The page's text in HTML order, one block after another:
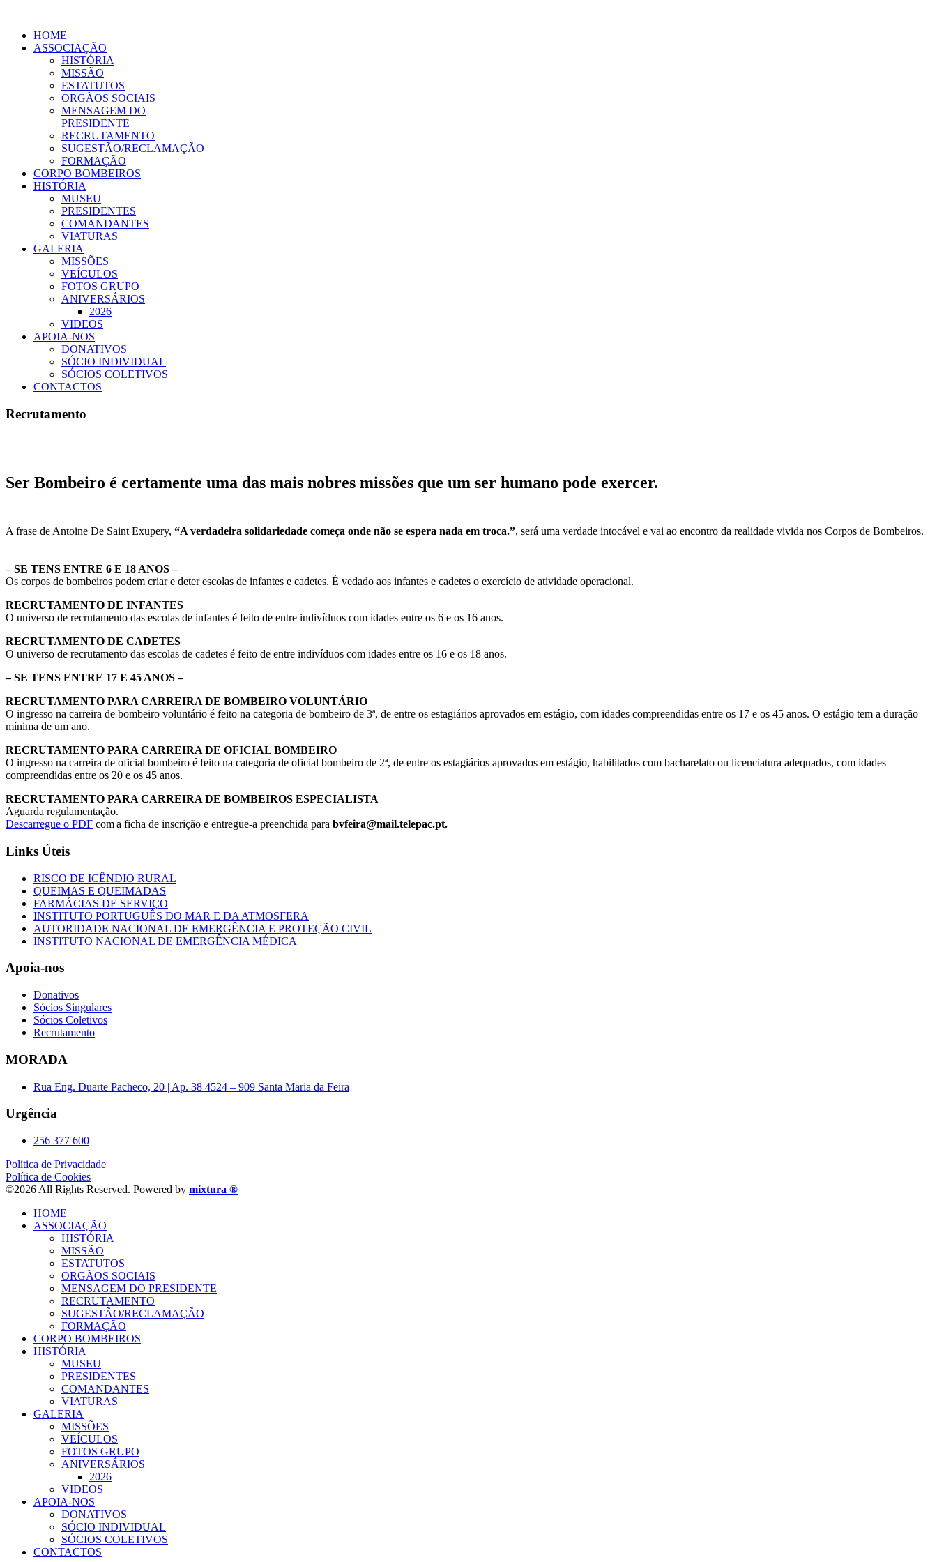
HOME
ASSOCIAÇÃO
HISTÓRIA
MISSÃO
ESTATUTOS
ORGÃOS SOCIAIS
MENSAGEM DO
PRESIDENTE
RECRUTAMENTO
SUGESTÃO/RECLAMAÇÃO
FORMAÇÃO
CORPO BOMBEIROS
HISTÓRIA
MUSEU
PRESIDENTES
COMANDANTES
VIATURAS
GALERIA
MISSÕES
VEÍCULOS
FOTOS GRUPO
ANIVERSÁRIOS
2026
VIDEOS
APOIA-NOS
DONATIVOS
SÓCIO INDIVIDUAL
SÓCIOS COLETIVOS
CONTACTOS
Recrutamento
Ser Bombeiro é certamente uma das mais nobres missões que um ser humano pode exercer.
A frase de Antoine De Saint Exupery, “A verdadeira solidariedade começa onde não se espera nada em troca.”, será uma verdade intocável e vai ao encontro da realidade vivida nos Corpos de Bombeiros.
– SE TENS ENTRE 6 E 18 ANOS –
Os corpos de bombeiros podem criar e deter escolas de infantes e cadetes. É vedado aos infantes e cadetes o exercício de atividade operacional.
RECRUTAMENTO DE INFANTES
O universo de recrutamento das escolas de infantes é feito de entre indivíduos com idades entre os 6 e os 16 anos.
RECRUTAMENTO DE CADETES
O universo de recrutamento das escolas de cadetes é feito de entre indivíduos com idades entre os 16 e os 18 anos.
– SE TENS ENTRE 17 E 45 ANOS –
RECRUTAMENTO PARA CARREIRA DE BOMBEIRO VOLUNTÁRIO
O ingresso na carreira de bombeiro voluntário é feito na categoria de bombeiro de 3ª, de entre os estagiários aprovados em estágio, com idades compreendidas entre os 17 e os 45 anos. O estágio tem a duração
mínima de um ano.
RECRUTAMENTO PARA CARREIRA DE OFICIAL BOMBEIRO
O ingresso na carreira de oficial bombeiro é feito na categoria de oficial bombeiro de 2ª, de entre os estagiários aprovados em estágio, habilitados com bacharelato ou licenciatura adequados, com idades
compreendidas entre os 20 e os 45 anos.
RECRUTAMENTO PARA CARREIRA DE BOMBEIROS ESPECIALISTA
Aguarda regulamentação.
Descarregue o PDF com a ficha de inscrição e entregue-a preenchida para bvfeira@mail.telepac.pt.
Links Úteis
RISCO DE ICÊNDIO RURAL
QUEIMAS E QUEIMADAS
FARMÁCIAS DE SERVIÇO
INSTITUTO PORTUGUÊS DO MAR E DA ATMOSFERA
AUTORIDADE NACIONAL DE EMERGÊNCIA E PROTEÇÃO CIVIL
INSTITUTO NACIONAL DE EMERGÊNCIA MÉDICA
Apoia-nos
Donativos
Sócios Singulares
Sócios Coletivos
Recrutamento
MORADA
Rua Eng. Duarte Pacheco, 20 | Ap. 38 4524 – 909 Santa Maria da Feira
Urgência
256 377 600
Política de Privacidade
Política de Cookies
©2026 All Rights Reserved. Powered by mixtura ®
HOME
ASSOCIAÇÃO
HISTÓRIA
MISSÃO
ESTATUTOS
ORGÃOS SOCIAIS
MENSAGEM DO PRESIDENTE
RECRUTAMENTO
SUGESTÃO/RECLAMAÇÃO
FORMAÇÃO
CORPO BOMBEIROS
HISTÓRIA
MUSEU
PRESIDENTES
COMANDANTES
VIATURAS
GALERIA
MISSÕES
VEÍCULOS
FOTOS GRUPO
ANIVERSÁRIOS
2026
VIDEOS
APOIA-NOS
DONATIVOS
SÓCIO INDIVIDUAL
SÓCIOS COLETIVOS
CONTACTOS